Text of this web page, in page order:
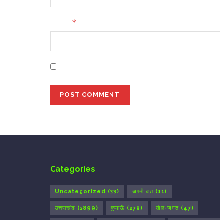
*
Categories
Uncategorized (33) अपनी बात (11)
उत्तराखंड (2899) कुमाऊँ (279) खेल-जगत (47)